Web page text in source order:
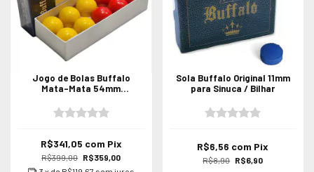
Jogo de Bolas Buffalo
Mata-Mata 54mm
R$399,00 R$359,00
R$341,05 com Pix
Sola Buffalo Original 11mm
para Sinuca / Bilhar
R$8,90 R$6,90
R$6,56 com Pix